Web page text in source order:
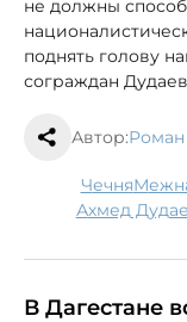
не должны
поднять голову
сограждан
Автор:
Чечня
Ахмед
В Дагестане